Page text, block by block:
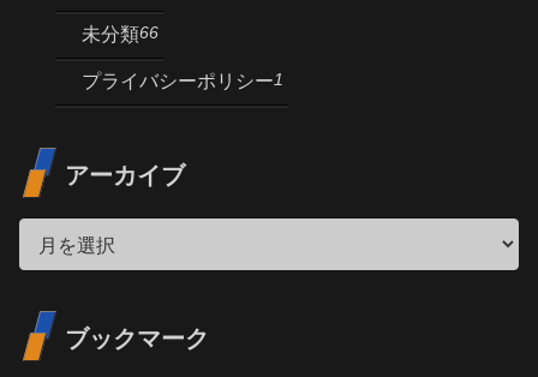
未分類66
プライバシーポリシー1
アーカイブ
ブックマーク